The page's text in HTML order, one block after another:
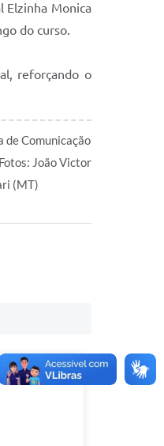
Elzinha Monica
do curso.
reforçando o
de Comunicação
João Victor
(MT)